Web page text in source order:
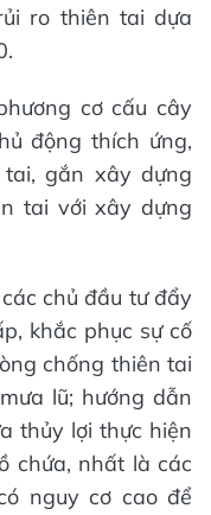
ro thiên tai dựa
cơ cấu cây
động thích ứng,
gắn xây dựng
tai với xây dựng
chủ đầu tư đẩy
khắc phục sự cố
chống thiên tai
lũ; hướng dẫn
thủy lợi thực hiện
chứa, nhất là các
nguy cơ cao để